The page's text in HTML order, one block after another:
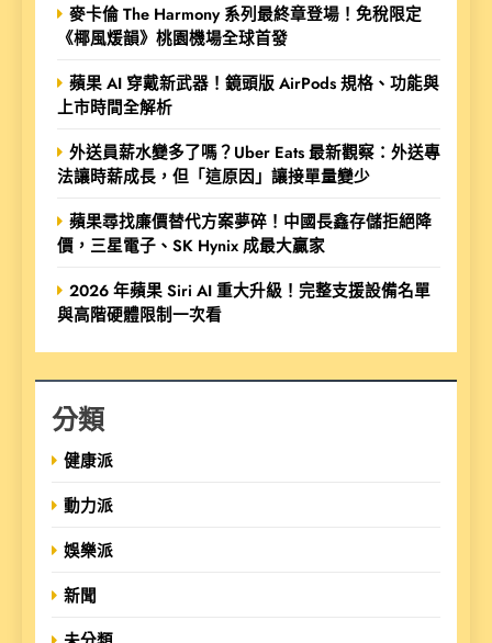
麥卡倫 The Harmony 系列最終章登場！免稅限定
《椰風煖韻》桃園機場全球首發
蘋果 AI 穿戴新武器！鏡頭版 AirPods 規格、功能與
上市時間全解析
外送員薪水變多了嗎？Uber Eats 最新觀察：外送專
法讓時薪成長，但「這原因」讓接單量變少
蘋果尋找廉價替代方案夢碎！中國長鑫存儲拒絕降
價，三星電子、SK Hynix 成最大贏家
2026 年蘋果 Siri AI 重大升級！完整支援設備名單
與高階硬體限制一次看
分類
健康派
動力派
娛樂派
新聞